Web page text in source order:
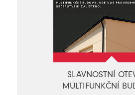
SLAVNOSTNÍ
MULTIFUNKČNÍ